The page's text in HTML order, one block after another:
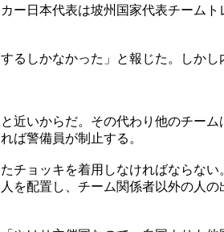
日本代表は坡州国家代表チームト
るしかなかった」と報じた。しか
近いからだ。その代わり他のチー
ば警備員が制止する。
チョッキを着用しなければならな
を配置し、チーム関係者以外の人